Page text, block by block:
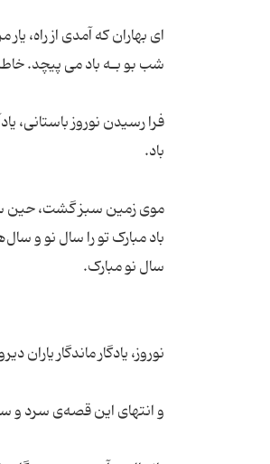
ای بهاران که آمدی از راه،
فرا رسیدن نوروز باستانی،